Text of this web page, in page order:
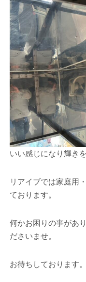
いい感じになり輝き
リアイブでは家庭用
ております。
何かお困りの事があ
ださいませ。
お待ちしております。